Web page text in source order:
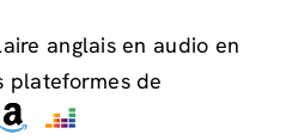
anglais en audio en
plateformes de